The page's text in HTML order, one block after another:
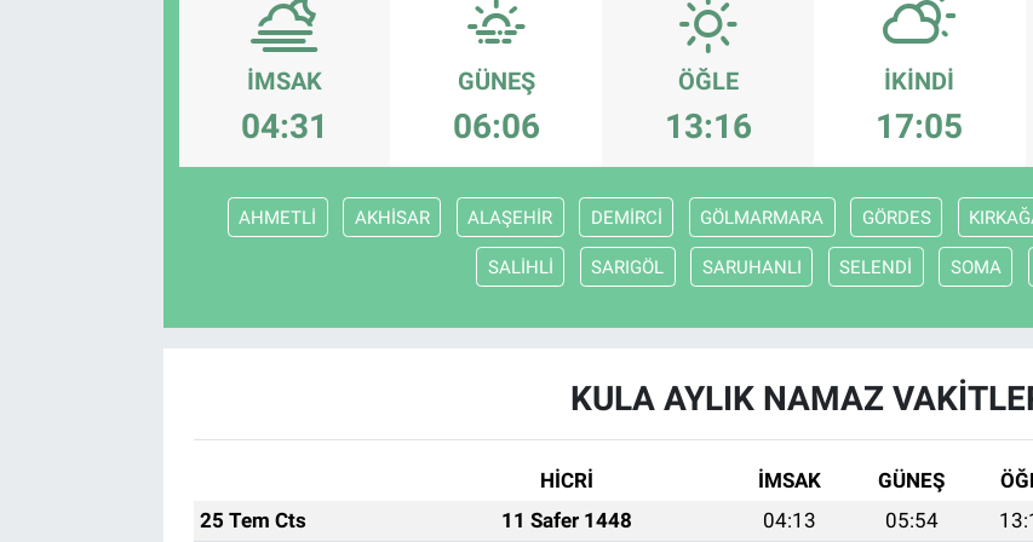
İMSAK
04:31
GÜNEŞ
06:06
ÖĞLE
13:16
İKINDI
17:05
AHMETLİ AKHİSAR ALAŞEHİR DEMİRCİ GÖLMARMARA GÖRDES
SALİHLİ SARIGÖL SARUHANLI SELENDİ SOMA
KULA AYLIK NAMAZ
HİCRİ İMSAK GÜNEŞ
25 Tem Cts
11 Safer 1448 04:13 05:54